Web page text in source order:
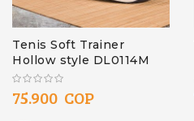
Tenis Soft Trainer
Hollow style DL0114M
75.900 COP